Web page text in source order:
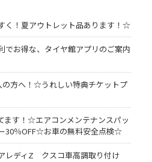
く！夏アウトレット品あります！☆
お得な、タイヤ館アプリのご案内
方へ！☆うれしい特典チケットプ
す！☆エアコンメンテナンスパッ
30％OFF☆お車の無料安全点検☆
レディZ クスコ車高調取り付け